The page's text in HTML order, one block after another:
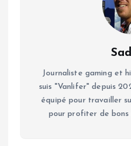
Journaliste gaming et
suis "Vanlifer" depuis
équipé pour travailler
pour profiter de